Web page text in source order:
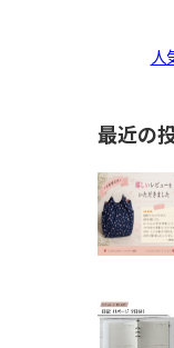
人
最近の